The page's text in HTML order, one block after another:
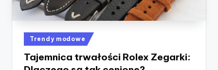
Posted
in
Trendy modowe
Tajemnica trwałości Rolex Zegarki: